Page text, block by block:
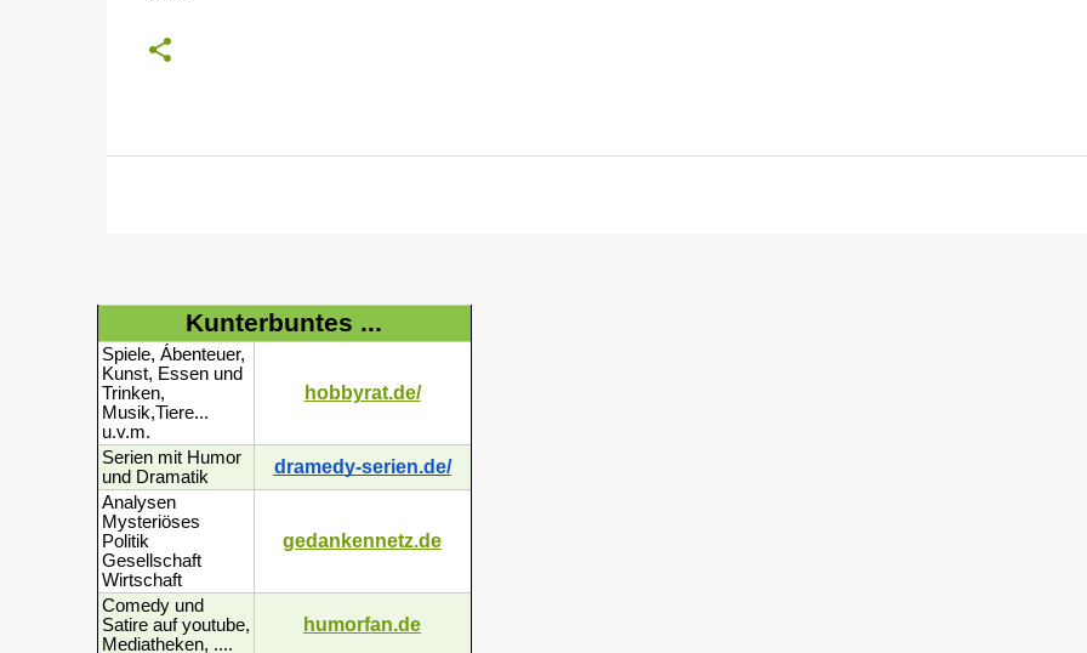
Kunterbuntes ...
Spiele, Ábenteuer,
Kunst, Essen und
Trinken,
Musik,Tiere...
u.v.m.
hobbyrat.de/
Serien mit Humor
und Dramatik
dramedy-serien.de/
Analysen
Mysteriöses
Politik
Gesellschaft
Wirtschaft
gedankennetz.de
Comedy und
Satire auf youtube,
Mediatheken, ....
humorfan.de